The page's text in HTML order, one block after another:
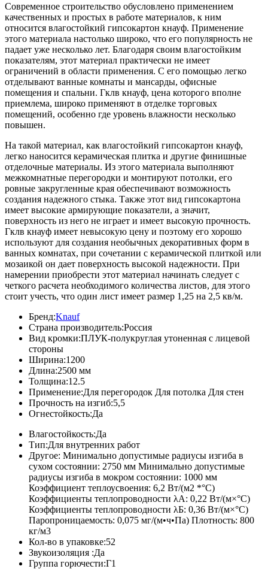
Современное строительство обусловлено применением
качественных и простых в работе материалов, к ним
относится влагостойкий гипсокартон кнауф. Применение
этого материала настолько широко, что его популярность не
падает уже несколько лет. Благодаря своим влагостойким
показателям, этот материал практически не имеет
ограничений в области применения. С его помощью легко
отделывают ванные комнаты и мансарды, офисные
помещения и спальни. Гклв кнауф, цена которого вполне
приемлема, широко применяют в отделке торговых
помещений, особенно где уровень влажности несколько
повышен.
На такой материал, как влагостойкий гипсокартон кнауф,
легко наносится керамическая плитка и другие финишные
отделочные материалы. Из этого материала выполняют
межкомнатные перегородки и монтируют потолки, его
ровные закругленные края обеспечивают возможность
создания надежного стыка. Также этот вид гипсокартона
имеет высокие армирующие показатели, а значит,
поверхность из него не играет и имеет высокую прочность.
Гклв кнауф имеет невысокую цену и поэтому его хорошо
используют для создания необычных декоративных форм в
ванных комнатах, при сочетании с керамической плиткой или
мозаикой он дает поверхность высокой надежности. При
намерении приобрести этот материал начинать следует с
четкого расчета необходимого количества листов, для этого
стоит учесть, что один лист имеет размер 1,25 на 2,5 кв/м.
Бренд:Knauf
Страна производитель:Россия
Вид кромки:ПЛУК-полукруглая утоненная с лицевой
стороны
Ширина:1200
Длина:2500 мм
Толщина:12.5
Применение:Для перегородок Для потолка Для стен
Прочность на изгиб:5,5
Огнестойкость:Да
Влагостойкость:Да
Тип:Для внутренних работ
Другое: Минимально допустимые радиусы изгиба в
сухом состоянии: 2750 мм Минимально допустимые
радиусы изгиба в мокром состоянии: 1000 мм
Коэффициент теплоусвоения: 6,2 Вт/(м2 *°С)
Коэффициенты теплопроводности λА: 0,22 Вт/(м×°С)
Коэффициенты теплопроводности λБ: 0,36 Вт/(м×°С)
Паропроницаемость: 0,075 мг/(м•ч•Па) Плотность: 800
кг/м3
Кол-во в упаковке:52
Звукоизоляция :Да
Группа горючести:Г1